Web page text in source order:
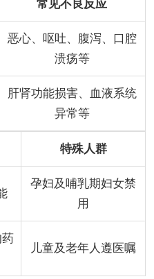
常见不良反应
恶心、呕吐、腹泻、口腔
溃疡等
肝肾功能损害、血液系统
异常等
特殊人群
孕妇及哺乳期妇女禁
用
儿童及老年人遵医嘱